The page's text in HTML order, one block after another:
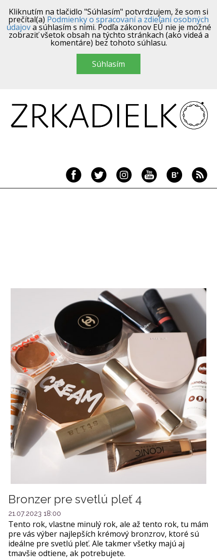
Kliknutím na tlačidlo "Súhlasím" potvrdzujem, že som si
prečítal(a) Podmienky o spracovaní a zdieľaní osobných
údajova súhlasím s nimi. Podľa zákonov EÚ nie je možné
zobraziť všetok obsah na týchto stránkach (ako videá a
komentáre) bez tohoto súhlasu.
Súhlasím
Bronzer pre svetlú pleť 4
21.07.2023 18:00
Tento rok, vlastne minulý rok, ale až tento rok, tu mám
pre vás výber najlepších krémový bronzrov, ktoré sú
ideálne pre svetlú pleť. Ale takmer všetky majú aj
tmavšie odtiene, ak potrebujete.